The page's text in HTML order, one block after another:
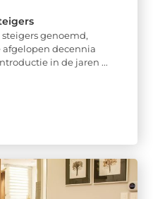
genoemd,
afgelopen decennia
in de jaren ...